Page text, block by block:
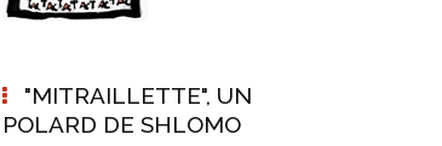
"MITRAILLETTE", UN
POLARD DE SHLOMO